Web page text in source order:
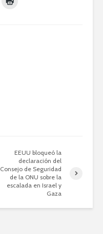
EEUU bloqueó la
declaración del
Consejo de Seguridad
de la ONU sobre la
escalada en Israel y
Gaza